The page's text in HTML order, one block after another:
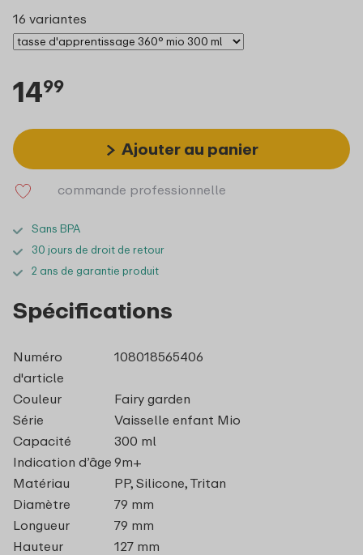
16 variantes
1499
Ajouter au panier
commande professionnelle
Sans BPA
30 jours de droit de retour
2 ans de garantie produit
Spécifications
Numéro
d'article
108018565406
Couleur
Fairy garden
Série
Vaisselle enfant Mio
Capacité
300 ml
Indication d’âge 9m+
Matériau
PP, Silicone, Tritan
Diamètre
79 mm
Longueur
79 mm
Hauteur
127 mm